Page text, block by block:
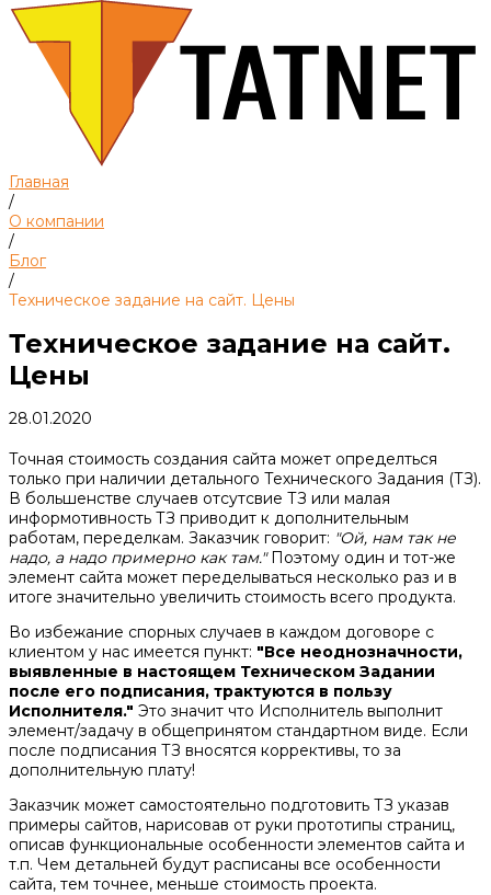
Главная
/
О компании
/
Блог
/
Техническое задание на сайт. Цены
Техническое задание на сайт.
Цены
28.01.2020
Точная стоимость создания сайта может определться
только при наличии детального Технического Задания (ТЗ).
В большенстве случаев отсутсвие ТЗ или малая
информотивность ТЗ приводит к дополнительным
работам, переделкам. Заказчик говорит: "Ой, нам так не
надо, а надо примерно как там."Поэтому один и тот-же
элемент сайта может переделываться несколько раз и в
итоге значительно увеличить стоимость всего продукта.
Во избежание спорных случаев в каждом договоре с
клиентом у нас имеется пункт: "Все неоднозначности,
выявленные в настоящем Техническом Задании
после его подписания, трактуются в пользу
Исполнителя." Это значит что Исполнитель выполнит
элемент/задачу в общепринятом стандартном виде. Если
после подписания ТЗ вносятся коррективы, то за
дополнительную плату!
Заказчик может самостоятельно подготовить ТЗ указав
примеры сайтов, нарисовав от руки прототипы страниц,
описав функциональные особенности элементов сайта и
т.п. Чем детальней будут расписаны все особенности
сайта, тем точнее, меньше стоимость проекта.